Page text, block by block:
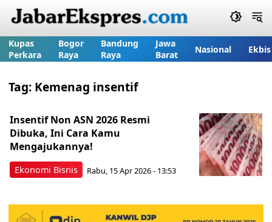
Kupas
Perkara
Bogor
Raya
Bandung
Raya
Jawa
Barat
Nasional Ekbis
Tag: Kemenag insentif
Ekonomi Bisnis
Insentif Non ASN 2026 Resmi
Dibuka, Ini Cara Kamu
Mengajukannya!
Rabu, 15 Apr 2026 - 13:53